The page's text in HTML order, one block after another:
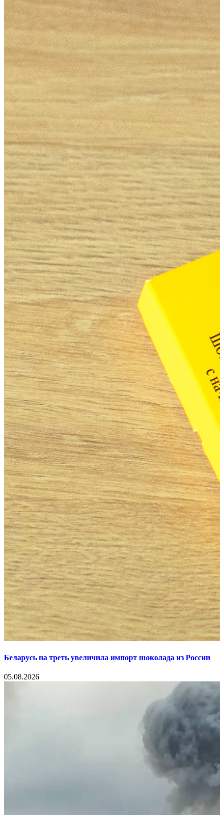
Беларусь на треть увеличила импорт шоколада из России
05.08.2026